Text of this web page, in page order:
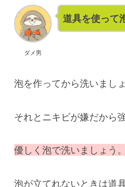
ダメ男
道具を使って
泡を作ってから洗いましょ
それとニキビが嫌だから
優しく泡で洗いましょう。
泡が立てれないときは道